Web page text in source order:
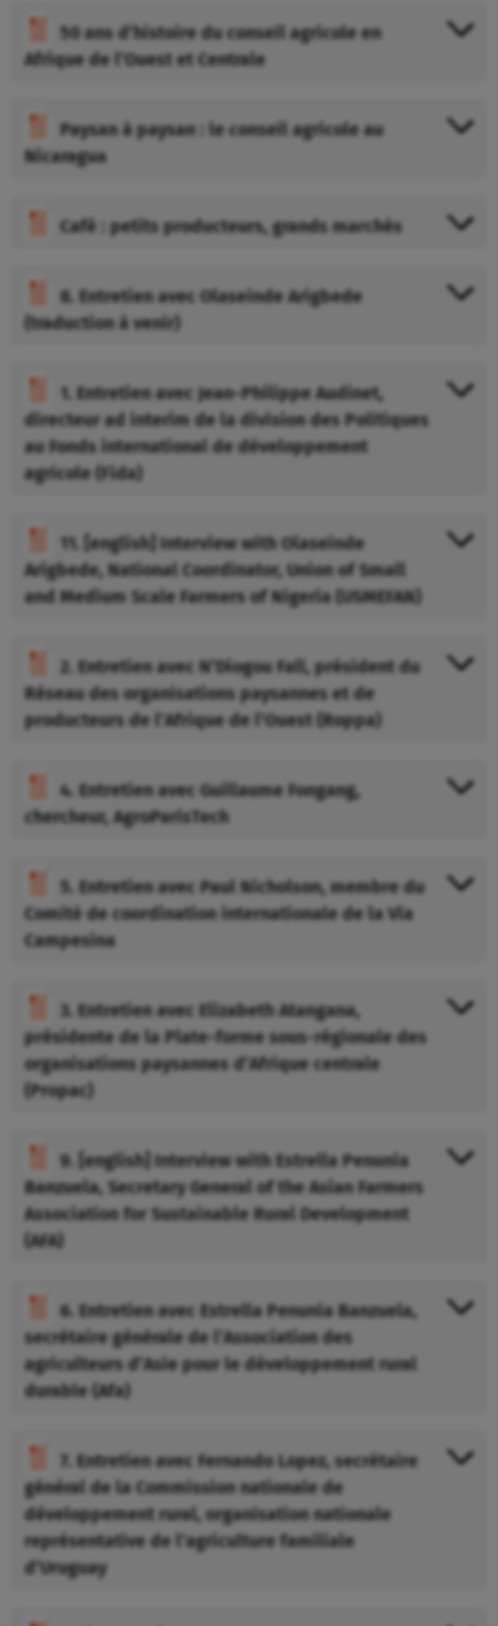
50 ans d’histoire du conseil agricole en
Afrique de l’Ouest et Centrale
Paysan à paysan : le conseil agricole au
Nicaragua
Café : petits producteurs, grands marchés
8. Entretien avec Olaseinde Arigbede
(traduction à venir)
1. Entretien avec Jean-Philippe Audinet,
directeur ad interim de la division des Politiques
au Fonds international de développement
agricole (Fida)
11. [english] Interview with Olaseinde
Arigbede, National Coordinator, Union of Small
and Medium Scale Farmers of Nigeria (USMEFAN)
2. Entretien avec N’Diogou Fall, président du
Réseau des organisations paysannes et de
producteurs de l’Afrique de l’Ouest (Roppa)
4. Entretien avec Guillaume Fongang,
chercheur, AgroParisTech
5. Entretien avec Paul Nicholson, membre du
Comité de coordination internationale de la Via
Campesina
3. Entretien avec Elizabeth Atangana,
présidente de la Plate-forme sous-régionale des
organisations paysannes d’Afrique centrale
(Propac)
9. [english] Interview with Estrella Penunia
Banzuela, Secretary General of the Asian Farmers
Association for Sustainable Rural Development
(AFA)
6. Entretien avec Estrella Penunia Banzuela,
secrétaire générale de l’Association des
agriculteurs d’Asie pour le développement rural
durable (Afa)
7. Entretien avec Fernando Lopez, secrétaire
général de la Commission nationale de
développement rural, organisation nationale
représentative de l’agriculture familiale
d’Uruguay